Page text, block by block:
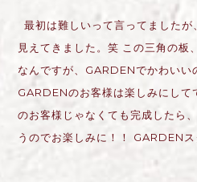
最初は難しいって言ってました
見えてきました。笑 この三角の板
なんですが、GARDENでかわいい
GARDENのお客様は楽しみにし
のお客様じゃなくても完成したら
うのでお楽しみに！！ GARDEN